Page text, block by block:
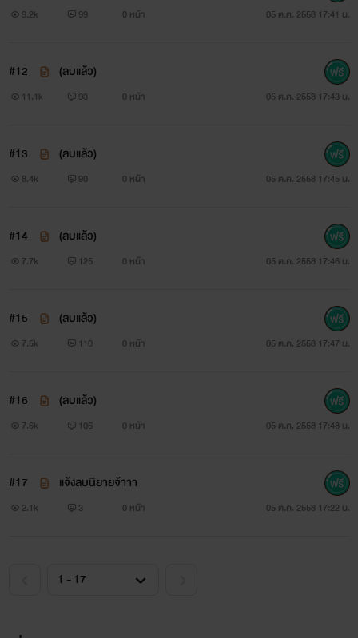
บอกเสียงสั่นความใกล้ชิดที่ไม่เคยได้สัมผัสมาก่อนในชีวิตระหว่าง
“ไม่ได้ท้า แน่จริงก็ร้องสิ” น้ำเสียงดูถูกเหยียดหยามอย่างที่ไม่เคย
สีหน้ารำคาญและตัดความรำคาญนั้น
ด้วยการก้มหน้าลงมาปิดปากยัยตัวยุ่งตรงหน้าไม่ให้ส่งเสียงน่า
9.2k 99 0 หน้า 05 ต.ค. 2558 17:41 น.
#12 (ลบแล้ว)
11.1k 93 0 หน้า 05 ต.ค. 2558 17:43 น.
#13 (ลบแล้ว)
8.4k 90 0 หน้า 05 ต.ค. 2558 17:45 น.
#14 (ลบแล้ว)
7.7k 125 0 หน้า 05 ต.ค. 2558 17:46 น.
#15 (ลบแล้ว)
7.5k 110 0 หน้า 05 ต.ค. 2558 17:47 น.
#16 (ลบแล้ว)
7.6k 106 0 หน้า 05 ต.ค. 2558 17:48 น.
#17 แจ้งลบนิยายจ้าาา
2.1k 3 0 หน้า 05 ต.ค. 2558 17:22 น.